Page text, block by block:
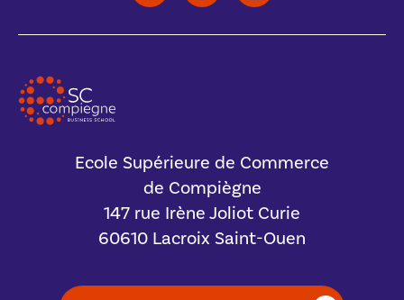
Ecole Supérieure de Commerce
de Compiègne
147 rue Irène Joliot Curie
60610 Lacroix Saint-Ouen